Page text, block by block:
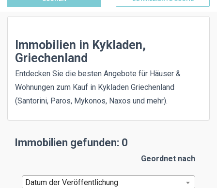
Immobilien in Kykladen,
Griechenland
Entdecken Sie die besten Angebote für Häuser &
Wohnungen zum Kauf in Kykladen Griechenland
(Santorini, Paros, Mykonos, Naxos und mehr).
Immobilien gefunden: 0
Geordnet nach
Datum der Veröffentlichung